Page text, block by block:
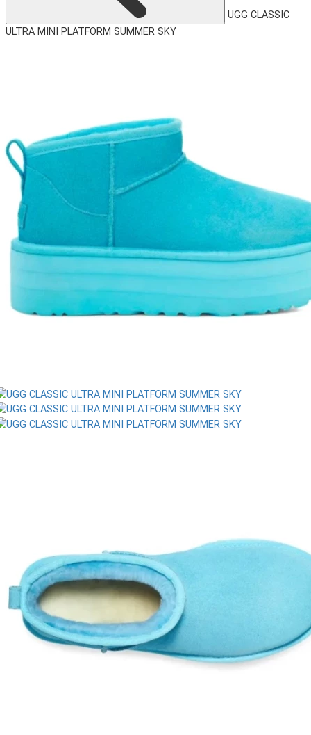
UGG CLASSIC
ULTRA MINI PLATFORM SUMMER SKY